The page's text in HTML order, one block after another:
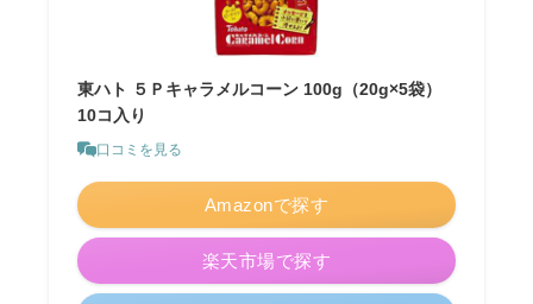
東ハト ５Ｐキャラメルコーン 100g（20g×5袋）
10コ入り
口コミを見る
Amazonで探す
楽天市場で探す